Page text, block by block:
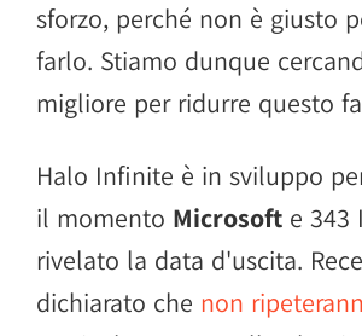
sforzo, perché non è giusto
farlo. Stiamo dunque
migliore per ridurre questo
Halo Infinite è in sviluppo
il momento Microsoft e 343
rivelato la data d'uscita.
dichiarato che non